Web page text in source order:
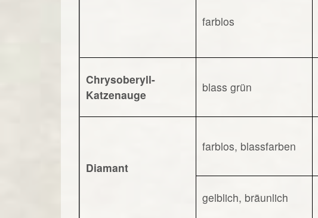
farblos
Chrysoberyll-
Katzenauge
blass grün
Diamant
farblos, blassfarben
gelblich, bräunlich